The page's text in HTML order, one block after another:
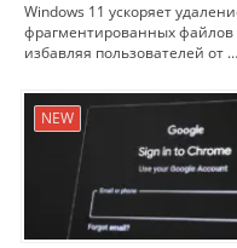
Windows 11 ускоряет
фрагментированных файлов
избавляя пользователей от …
NEW